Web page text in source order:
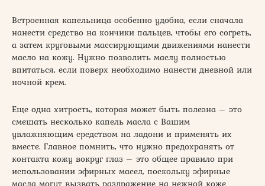
Встроенная капельница особенно удобна, если сначала
нанести средство на кончики пальцев, чтобы его согреть,
а затем круговыми массирующими движениями нанести
масло на кожу. Нужно позволить маслу полностью
впитаться, если поверх необходимо нанести дневной или
ночной крем.
Еще одна хитрость, которая может быть полезна – это
смешать несколько капель масла с Вашим
увлажняющим средством на ладони и применять их
вместе. Главное помнить, что нужно предохранять от
контакта кожу вокруг глаз – это общее правило при
использовании эфирных масел, поскольку эфирные